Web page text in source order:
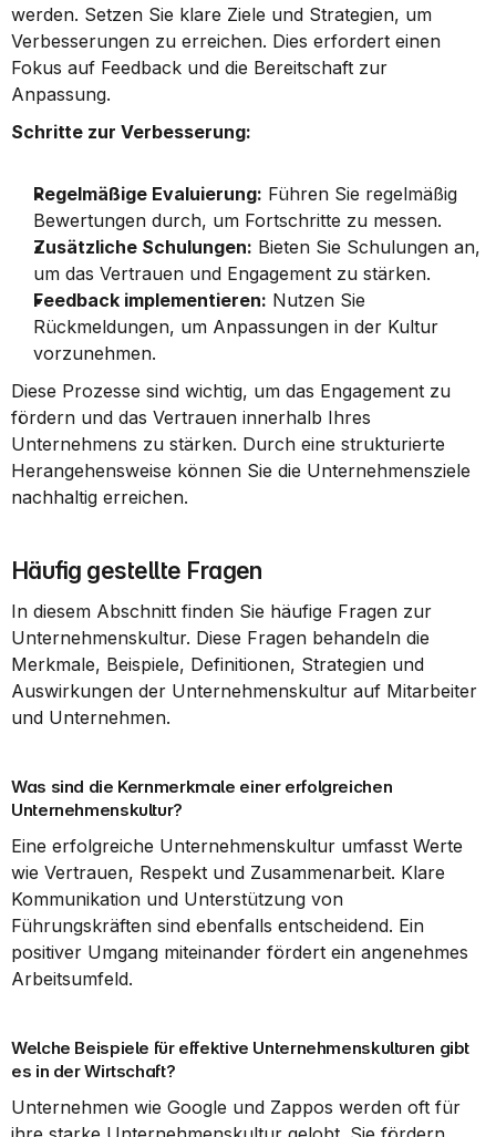
werden. Setzen Sie klare Ziele und Strategien, um
Verbesserungen zu erreichen. Dies erfordert einen
Fokus auf Feedback und die Bereitschaft zur
Anpassung.
Schritte zur Verbesserung:
Regelmäßige Evaluierung: Führen Sie regelmäßig
Bewertungen durch, um Fortschritte zu messen.
Zusätzliche Schulungen: Bieten Sie Schulungen an,
um das Vertrauen und Engagement zu stärken.
Feedback implementieren: Nutzen Sie
Rückmeldungen, um Anpassungen in der Kultur
vorzunehmen.
Diese Prozesse sind wichtig, um das Engagement zu
fördern und das Vertrauen innerhalb Ihres
Unternehmens zu stärken. Durch eine strukturierte
Herangehensweise können Sie die Unternehmensziele
nachhaltig erreichen.
Häufig gestellte Fragen
In diesem Abschnitt finden Sie häufige Fragen zur
Unternehmenskultur. Diese Fragen behandeln die
Merkmale, Beispiele, Definitionen, Strategien und
Auswirkungen der Unternehmenskultur auf Mitarbeiter
und Unternehmen.
Was sind die Kernmerkmale einer erfolgreichen
Unternehmenskultur?
Eine erfolgreiche Unternehmenskultur umfasst Werte
wie Vertrauen, Respekt und Zusammenarbeit. Klare
Kommunikation und Unterstützung von
Führungskräften sind ebenfalls entscheidend. Ein
positiver Umgang miteinander fördert ein angenehmes
Arbeitsumfeld.
Welche Beispiele für effektive Unternehmenskulturen gibt
es in der Wirtschaft?
Unternehmen wie Google und Zappos werden oft für